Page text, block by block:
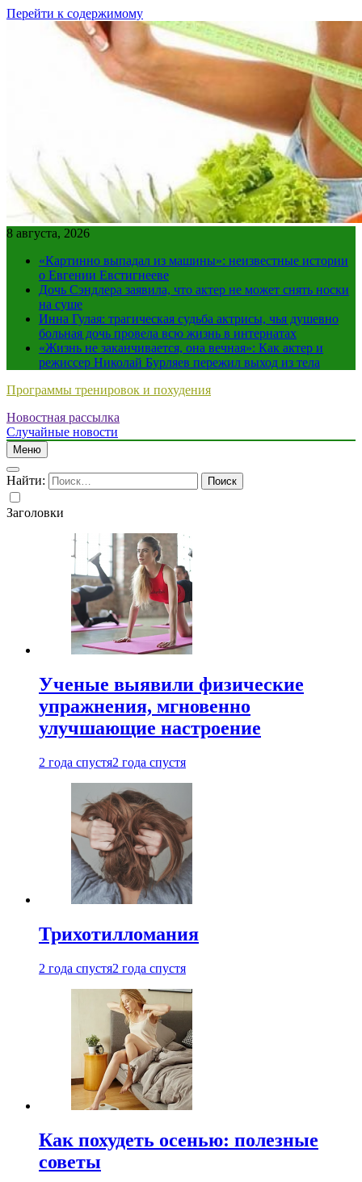
Перейти к содержимому
8 августа, 2026
«Картинно выпадал из машины»: неизвестные истории
о Евгении Евстигнееве
Дочь Сэндлера заявила, что актер не может снять носки
на суше
Инна Гулая: трагическая судьба актрисы, чья душевно
больная дочь провела всю жизнь в интернатах
«Жизнь не заканчивается, она вечная»: Как актер и
режиссер Николай Бурляев пережил выход из тела
Программы тренировок и похудения
Новостная рассылка
Случайные новости
Меню
Найти:
Заголовки
Ученые выявили физические
упражнения, мгновенно
улучшающие настроение
2 года спустя2 года спустя
Трихотилломания
2 года спустя2 года спустя
Как похудеть осенью: полезные
советы